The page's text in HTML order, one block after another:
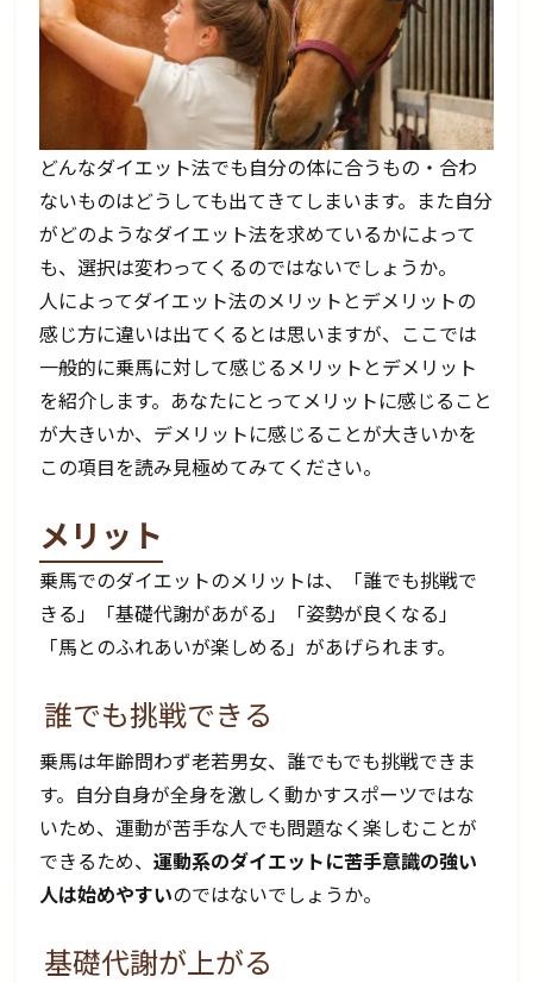
どんなダイエット法でも自分の体に合うもの・合わ
ないものはどうしても出てきてしまいます。また自分
がどのようなダイエット法を求めているかによって
も、選択は変わってくるのではないでしょうか。
人によってダイエット法のメリットとデメリットの
感じ方に違いは出てくるとは思いますが、ここでは
一般的に乗馬に対して感じるメリットとデメリット
を紹介します。あなたにとってメリットに感じること
が大きいか、デメリットに感じることが大きいかを
この項目を読み見極めてみてください。
メリット
乗馬でのダイエットのメリットは、「誰でも挑戦で
きる」「基礎代謝があがる」「姿勢が良くなる」
「馬とのふれあいが楽しめる」があげられます。
誰でも挑戦できる
乗馬は年齢問わず老若男女、誰でもでも挑戦できま
す。自分自身が全身を激しく動かすスポーツではな
いため、運動が苦手な人でも問題なく楽しむことが
できるため、運動系のダイエットに苦手意識の強い
人は始めやすいのではないでしょうか。
基礎代謝が上がる